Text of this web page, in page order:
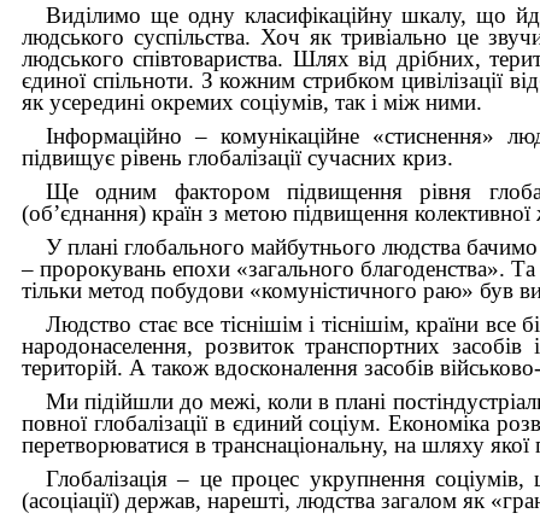
Виділимо ще одну класифікаційну шкалу, що
людського суспільства. Хоч як тривіально це
людського співтовариства. Шлях від дрібних,
єдиної спільноти. З кожним стрибком цивілізації
як усередині окремих соціумів, так і між ними.
Інформаційно – комунікаційне «стиснення»
підвищує рівень глобалізації сучасних криз.
Ще одним фактором підвищення рівня
(об’єднання) країн з метою підвищення колективної
У плані глобального майбутнього людства
– пророкувань епохи «загального благоденства».
тільки метод побудови «комуністичного раю» був
Людство стає все тіснішім і тіснішім, країни
народонаселення, розвиток транспортних
територій. А також вдосконалення засобів
Ми підійшли до межі, коли в плані
повної глобалізації в єдиний соціум. Економіка
перетворюватися в транснаціональну, на шляху
Глобалізація – це процес укрупнення
(асоціації) держав, нарешті, людства загалом як